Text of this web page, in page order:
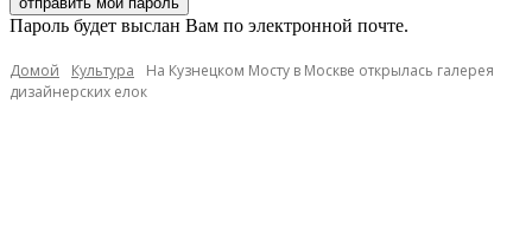
Пароль будет выслан Вам по электронной почте.
Домой Культура
На Кузнецком Мосту в Москве открылась галерея
дизайнерских елок